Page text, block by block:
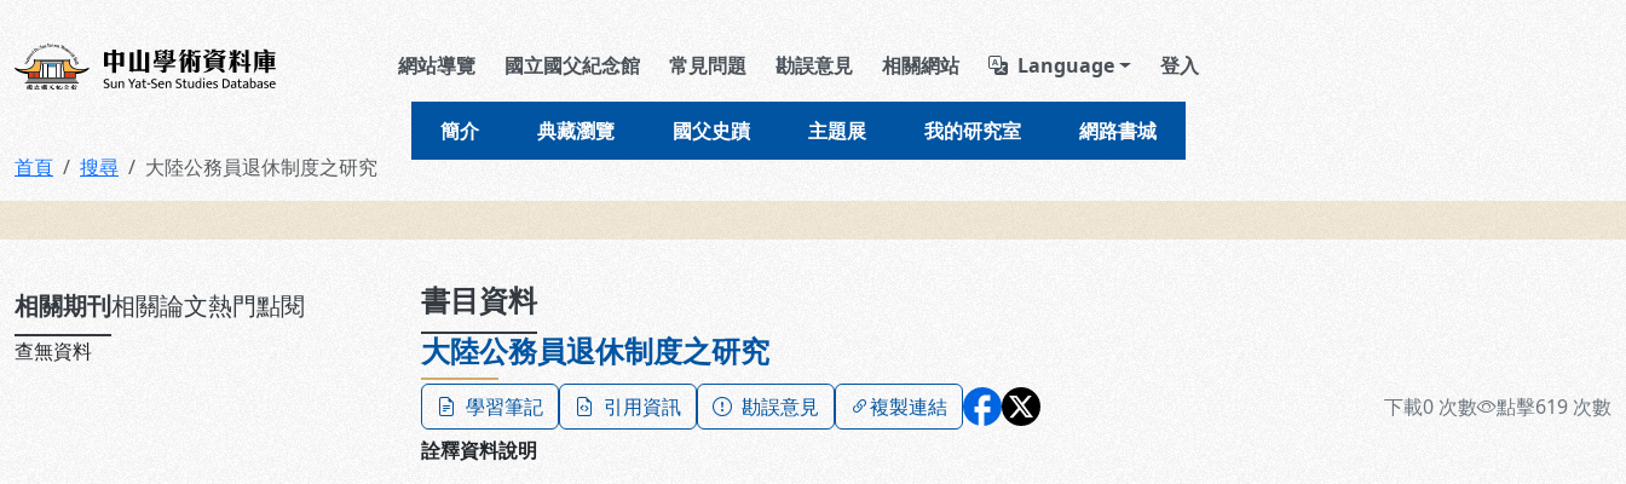
中山學術資料庫 導覽列區塊
網站導覽 國立國父紀念館 常見問題 勘誤意見 相關網站 Language 登入
簡介 典藏瀏覽 國父史蹟 主題展 我的研究室 網路書城
首頁 搜尋 大陸公務員退休制度之研究
相關期刊相關論文熱門點閱
查無資料
書目資料
大陸公務員退休制度之研究
學習筆記 引用資訊 勘誤意見 複製連結 下載0 次數 點擊619 次數
詮釋資料說明